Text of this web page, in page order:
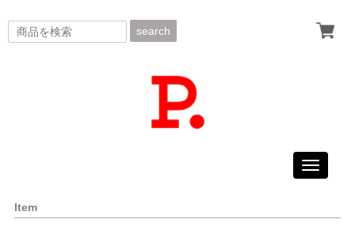
search
Toggle
Item